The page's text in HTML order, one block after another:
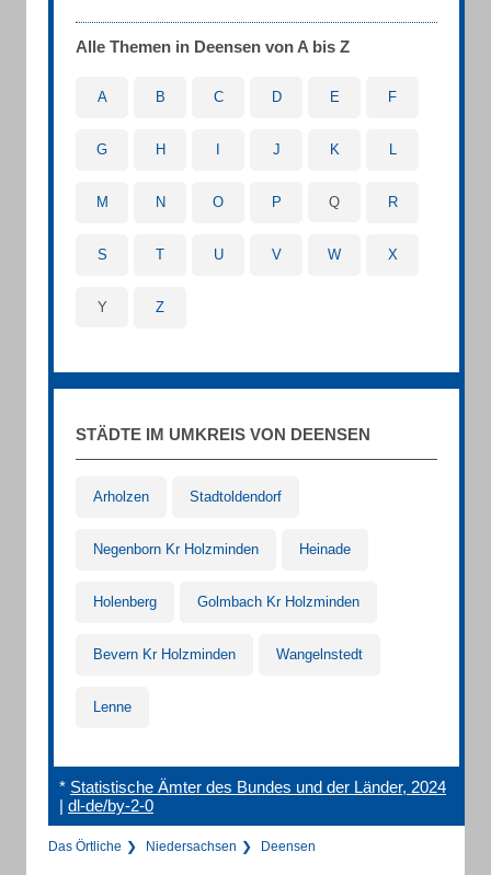
Alle Themen in Deensen von A bis Z
A B C D E F
G H J K L
M N O P Q R
S T U V W X
Y Z
STÄDTE IM UMKREIS VON DEENSEN
Arholzen Stadtoldendorf
Negenborn Kr Holzminden Heinade
Holenberg Golmbach Kr Holzminden
Bevern Kr Holzminden Wangelnstedt
Lenne
* Statistische Ämter des Bundes und der Länder, 2024
| dl-de/by-2-0
Das Örtliche Niedersachsen Deensen